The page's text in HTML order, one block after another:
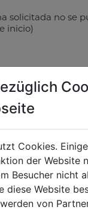
solicitada no se
inicio)
GmbH
Haslach / Austria
0
Cookies.
der Website
Besucher nicht
diese Website
von